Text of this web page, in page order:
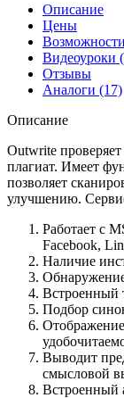
Описание
Цены
Возможности
Видеоуроки
Отзывы
Аналоги (17)
Описание
Outwrite
плагиат. Имеет
позволяет
улучшению.
Работает с
Facebook,
Наличие
Встроенный
Подбор
Выводит
смысловой
Встроенный